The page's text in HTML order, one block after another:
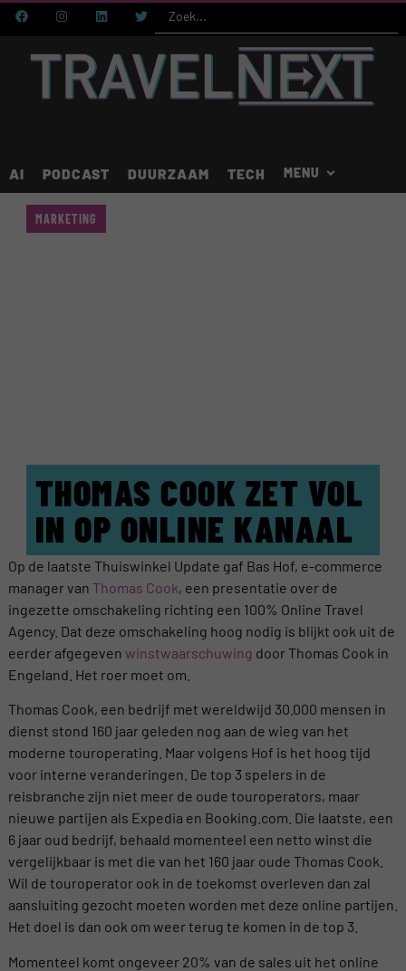
AI PODCAST DUURZAAM TECH
THOMAS COOK ZET VOL
IN OP ONLINE KANAAL
MARKETING
Op de laatste Thuiswinkel Update gaf Bas Hof, e-commerce
manager van Thomas Cook, een presentatie over de
ingezette omschakeling richting een 100% Online Travel
Agency. Dat deze omschakeling hoog nodig is blijkt ook uit de
eerder afgegeven winstwaarschuwing door Thomas Cook in
Engeland. Het roer moet om.
Thomas Cook, een bedrijf met wereldwijd 30.000 mensen in
dienst stond 160 jaar geleden nog aan de wieg van het
moderne touroperating. Maar volgens Hof is het hoog tijd
voor interne veranderingen. De top 3 spelers in de
reisbranche zijn niet meer de oude touroperators, maar
nieuwe partijen als Expedia en Booking.com. Die laatste, een
6 jaar oud bedrijf, behaald momenteel een netto winst die
vergelijkbaar is met die van het 160 jaar oude Thomas Cook.
Wil de touroperator ook in de toekomst overleven dan zal
aansluiting gezocht moeten worden met deze online partijen.
Het doel is dan ook om weer terug te komen in de top 3.
Momenteel komt ongeveer 20% van de sales uit het online